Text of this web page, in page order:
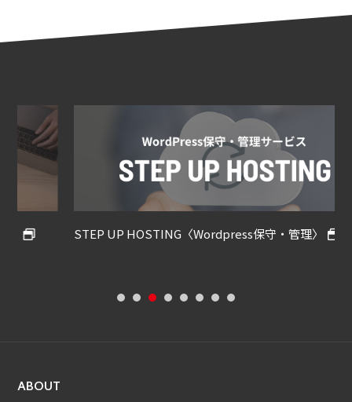
STEP UP HOSTING〈Wordpress保守・管理〉
ABOUT